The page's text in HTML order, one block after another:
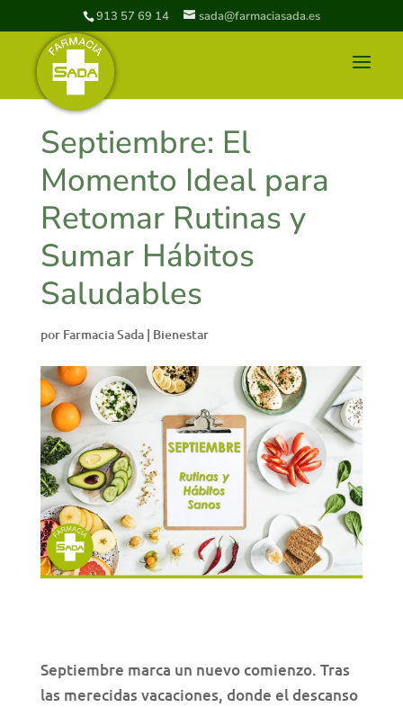
913 57 69 14 sada@farmaciasada.es
Septiembre: El
Momento Ideal para
Retomar Rutinas y
Sumar Hábitos
Saludables
por Farmacia Sada| Bienestar
Septiembre marca un nuevo comienzo. Tras
las merecidas vacaciones, donde el descanso